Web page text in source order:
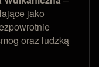
jako
oraz ludzką